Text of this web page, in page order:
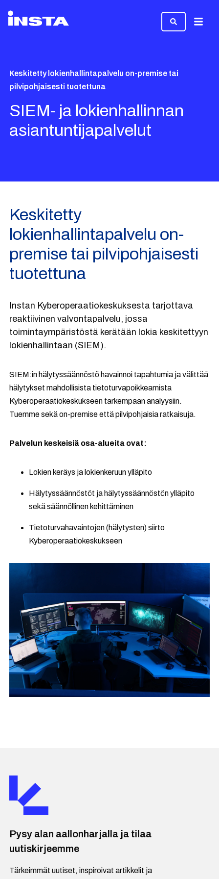
Keskitetty lokienhallintapalvelu on-premise tai
pilvipohjaisesti tuotettuna
SIEM- ja lokienhallinnan
asiantuntijapalvelut
Keskitetty
lokienhallintapalvelu on-
premise tai pilvipohjaisesti
tuotettuna
Instan Kyberoperaatiokeskuksesta tarjottava
reaktiivinen valvontapalvelu, jossa
toimintaympäristöstä kerätään lokia keskitettyyn
lokienhallintaan (SIEM).
SIEM:in hälytyssäännöstö havainnoi tapahtumia ja välittää
hälytykset mahdollisista tietoturvapoikkeamista
Kyberoperaatiokeskukseen tarkempaan analyysiin.
Tuemme sekä on-premise että pilvipohjaisia ratkaisuja.
Palvelun keskeisiä osa-alueita ovat:
Lokien keräys ja lokienkeruun ylläpito
Hälytyssäännöstöt ja hälytyssäännöstön ylläpito
sekä säännöllinen kehittäminen
Tietoturvahavaintojen (hälytysten) siirto
Kyberoperaatiokeskukseen
Pysy alan aallonharjalla ja tilaa
uutiskirjeemme
Tärkeimmät uutiset, inspiroivat artikkelit ja